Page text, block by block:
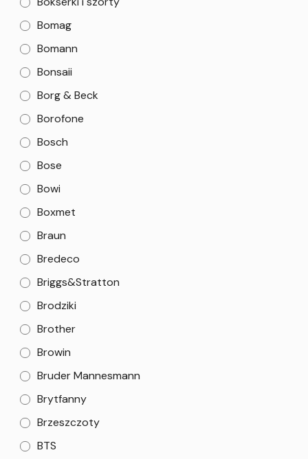
Bomag
Bomann
Bonsaii
Borg & Beck
Borofone
Bosch
Bose
Bowi
Boxmet
Braun
Bredeco
Briggs&Stratton
Brodziki
Brother
Browin
Bruder Mannesmann
Brytfanny
Brzeszczoty
BTS